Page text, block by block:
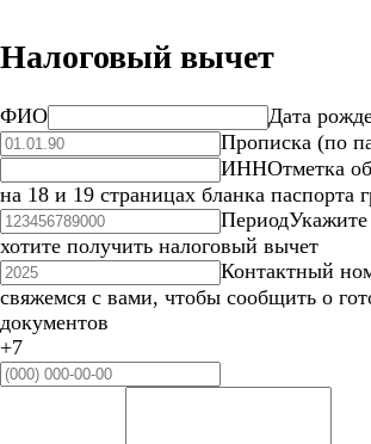
Налоговый вычет
ФИО
Дата
Прописка (по
ИННОтметка
на 18 и 19 страницах бланка паспорта
ПериодУкажите
хотите получить налоговый вычет
Контактный
свяжемся с вами, чтобы сообщить о
документов
+7